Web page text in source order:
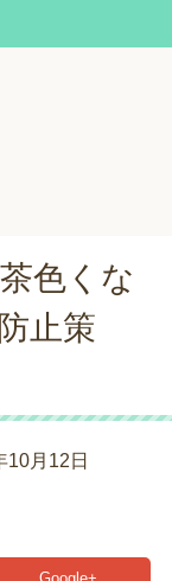
色くな
止策
10月12日